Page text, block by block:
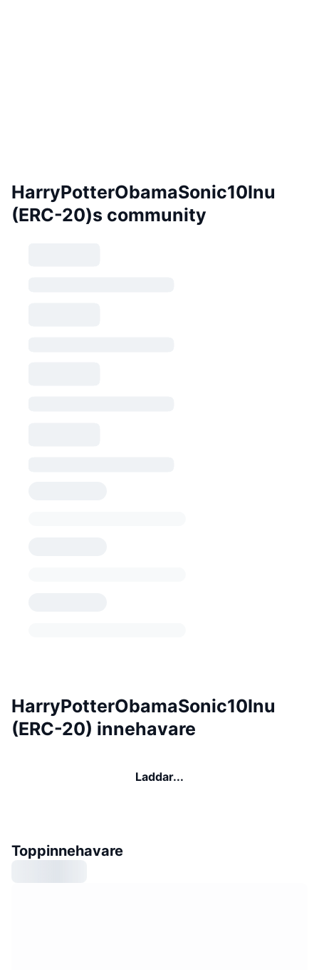
HarryPotterObamaSonic10Inu
(ERC-20)s community
HarryPotterObamaSonic10Inu
(ERC-20) innehavare
Laddar...
Toppinnehavare